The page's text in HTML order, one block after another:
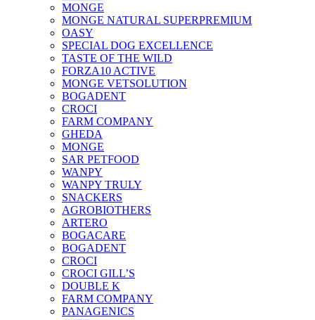
MONGE
MONGE NATURAL SUPERPREMIUM
OASY
SPECIAL DOG EXCELLENCE
TASTE OF THE WILD
FORZA10 ACTIVE
MONGE VETSOLUTION
BOGADENT
CROCI
FARM COMPANY
GHEDA
MONGE
SAR PETFOOD
WANPY
WANPY TRULY
SNACKERS
AGROBIOTHERS
ARTERO
BOGACARE
BOGADENT
CROCI
CROCI GILL’S
DOUBLE K
FARM COMPANY
PANAGENICS